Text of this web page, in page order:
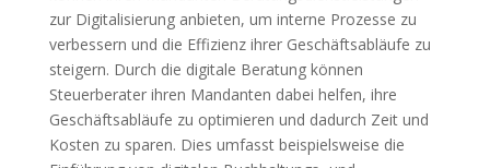
zur Digitalisierung anbieten, um interne Prozesse zu
verbessern und die Effizienz ihrer Geschäftsabläufe zu
steigern. Durch die digitale Beratung können
Steuerberater ihren Mandanten dabei helfen, ihre
Geschäftsabläufe zu optimieren und dadurch Zeit und
Kosten zu sparen. Dies umfasst beispielsweise die